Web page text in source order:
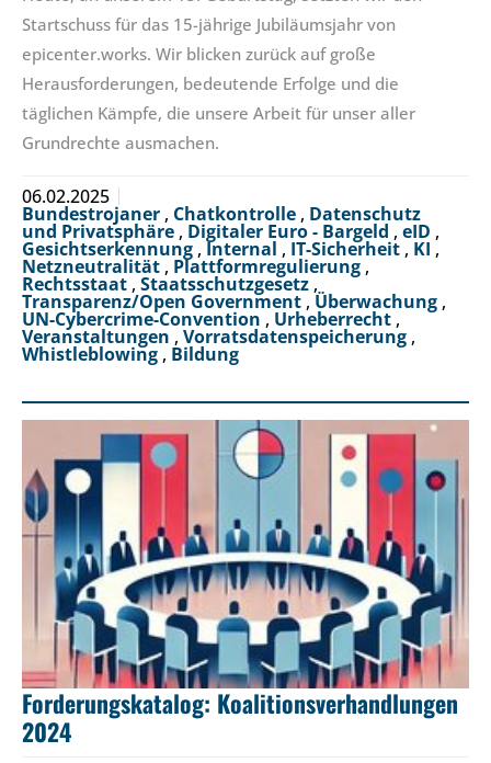
Startschuss für das 15-jährige Jubiläumsjahr von
epicenter.works. Wir blicken zurück auf große
Herausforderungen, bedeutende Erfolge und die
täglichen Kämpfe, die unsere Arbeit für unser aller
Grundrechte ausmachen.
06.02.2025
Bundestrojaner , Chatkontrolle , Datenschutz
und Privatsphäre , Digitaler Euro - Bargeld , eID ,
Gesichtserkennung , Internal , IT-Sicherheit , KI ,
Netzneutralität , Plattformregulierung ,
Rechtsstaat , Staatsschutzgesetz ,
Transparenz/Open Government , Überwachung ,
UN-Cybercrime-Convention , Urheberrecht ,
Veranstaltungen , Vorratsdatenspeicherung ,
Whistleblowing , Bildung
Forderungskatalog: Koalitionsverhandlungen
2024